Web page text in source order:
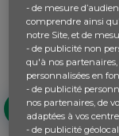
grâce à des
utilisé à tout
information sur
- de mesure
comprendre ainsi
notre Site, et de
- de publicité non
qu'à nos
personnalisées en
- de publicité
nos partenaires, de
adaptées à vos
- de publicité